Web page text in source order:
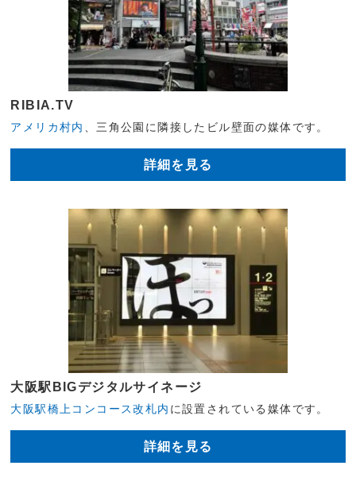
RIBIA.TV
アメリカ村内 、三角公園に隣接したビル壁面の媒体です。
詳細を見る
大阪駅BIGデジタルサイネージ
大阪駅橋上コンコース改札内 に設置されている媒体です。
詳細を見る